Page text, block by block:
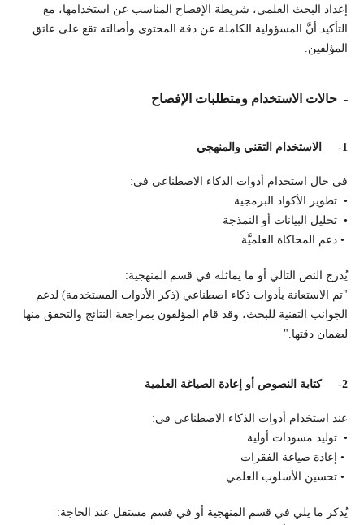
إعداد البحث العلمي، شريطة الإفصاح المناسب عن استخدامها، مع
التأكيد أنَّ المسؤولية الكاملة عن دقة المحتوى وأصالته تقع على عاتق
المؤلفين.
- حالات الاستخدام ومتطلبات الإفصاح
1- الاستخدام التقني والمنهجي
في حال استخدام أدوات الذكاء الاصطناعي في:
• تطوير الأكواد البرمجية
• تحليل البيانات أو النمذجة
• دعم المحاكاة العلميَّة
يُدرج النص التالي أو ما يماثله في قسم المنهجية:
"تم الاستعانة بأدوات ذكاء اصطناعي (ذكر الأدوات المستخدمة) لدعم
الجوانب التقنية للبحث، وقد قام المؤلفون بمراجعة النتائج والتحقق منها
لضمان دقتها."
2- كتابة النصوص أو إعادة الصياغة العلمية
عند استخدام أدوات الذكاء الاصطناعي في:
• توليد مسودات أولية
• إعادة صياغة الفقرات
• تحسين الأسلوب العلمي
يُذكر ما يلي في قسم المنهجية أو في قسم مستقل عند الحاجة: